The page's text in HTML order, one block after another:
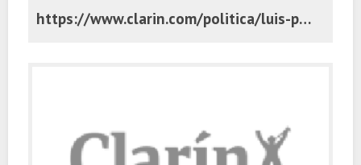
https://www.clarin.com/politica/luis-petri-defendio-designacion-presti-kirchneristas-gustaba-poner-montoneros-militares_0_dEVb6oiiVU.html